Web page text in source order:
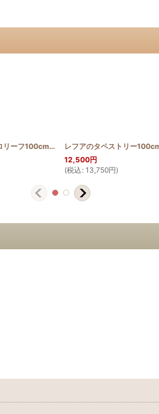
]
モンステラとタロリーフ100cm
[HQT100_MON_TARO]
レフアのタペストリー
12,500円
(税込 : 13,750円)